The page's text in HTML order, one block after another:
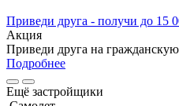
Приведи друга - получи до 15
Акция
Приведи друга на
Подробнее
Ещё застройщики